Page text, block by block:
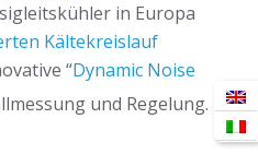
in Europa
Kältekreislauf
“Dynamic Noise
und Regelung.